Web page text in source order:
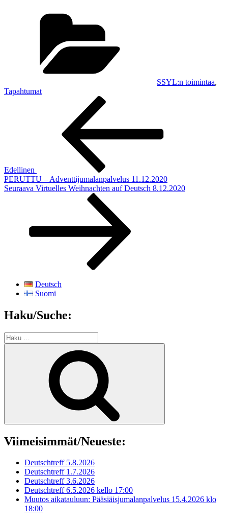
SSYL:n toimintaa,
Tapahtumat
Edellinen
PERUTTU – Adventtijumalanpalvelus 11.12.2020
Seuraava
Seuraava Virtuelles Weihnachten auf Deutsch 8.12.2020
Deutsch
Suomi
Haku/Suche:
Etsi:
Viimeisimmät/Neueste:
Deutschtreff 5.8.2026
Deutschtreff 1.7.2026
Deutschtreff 3.6.2026
Deutschtreff 6.5.2026 kello 17:00
Muutos aikatauluun: Pääsiäisjumalanpalvelus 15.4.2026 klo
18:00